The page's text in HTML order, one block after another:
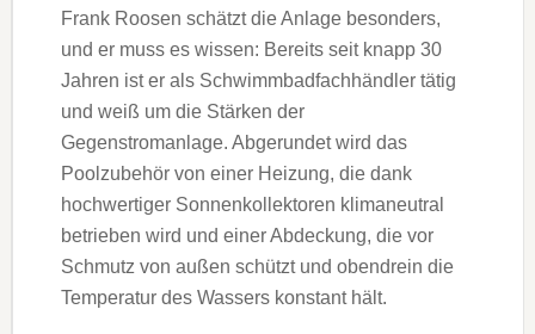
Frank Roosen schätzt die Anlage besonders,
und er muss es wissen: Bereits seit knapp 30
Jahren ist er als Schwimmbadfachhändler tätig
und weiß um die Stärken der
Gegenstromanlage. Abgerundet wird das
Poolzubehör von einer Heizung, die dank
hochwertiger Sonnenkollektoren klimaneutral
betrieben wird und einer Abdeckung, die vor
Schmutz von außen schützt und obendrein die
Temperatur des Wassers konstant hält.